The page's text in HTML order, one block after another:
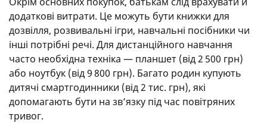
додаткові витрати. Це можуть бути книжки для
дозвілля, розвивальні ігри, навчальні посібники чи
інші потрібні речі. Для дистанційного навчання
часто необхідна техніка — планшет (від 2 500 грн)
або ноутбук (від 9 800 грн). Багато родин купують
дитячі смартгодинники (від 2 тис. грн), які
допомагають бути на зв’язку під час повітряних
тривог.